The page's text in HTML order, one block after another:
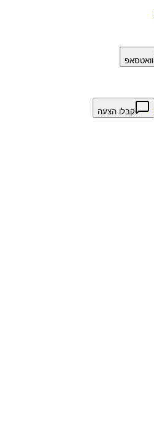
וואטסאפ
קבלו הצעה